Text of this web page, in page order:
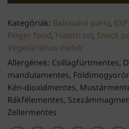
Kategóriák: Babaváró party,
Finger food, Halotti tor, Snack
Vegetáriánus ételek
Allergének: Csillagfürtmentes,
mandulamentes,
Kén-dioxidmentes,
Rákfélementes,
Zellermentes